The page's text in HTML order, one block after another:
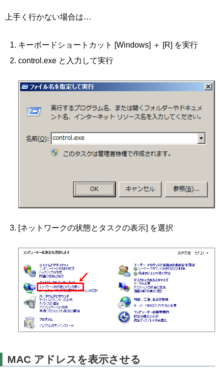
上手く行かない場合は…
キーボードショートカット [Windows] ＋ [R] を実行
control.exe と入力して実行
[ネットワークの状態とタスクの表示] を選択
MAC アドレスを表示させる